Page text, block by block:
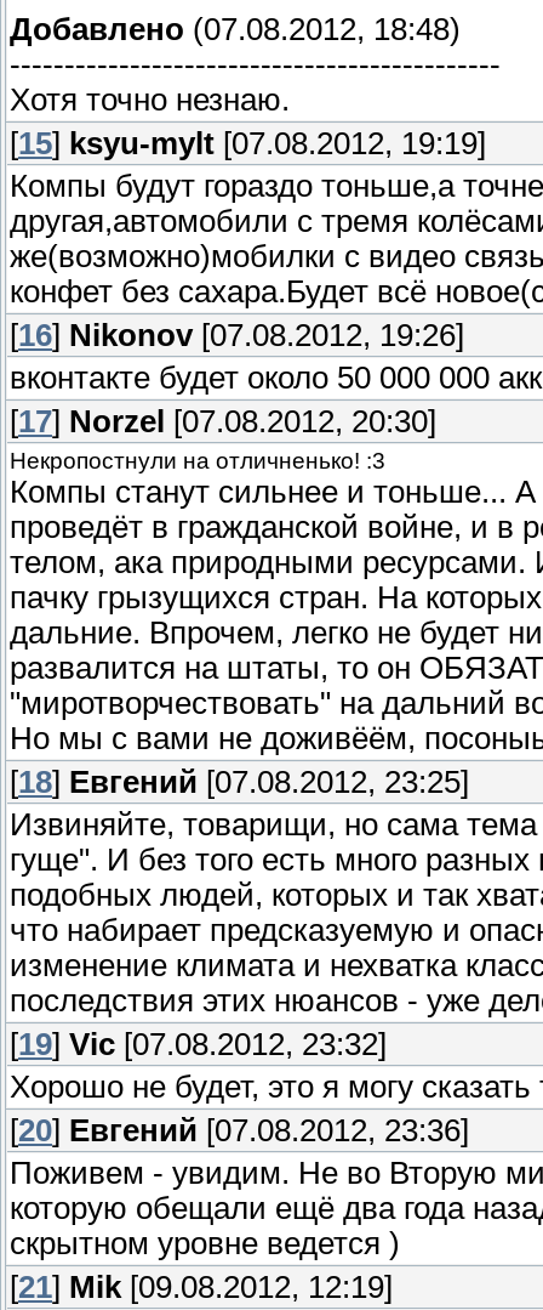
Добавлено (07.08.2012, 18:48)
---------------------------------------------
Хотя точно незнаю.
[15] ksyu-mylt [07.08.2012, 19:19]
Компы будут гораздо тоньше,а
другая,автомобили с тремя
же(возможно)мобилки с видео
конфет без сахара.Будет всё
[16] Nikonov[07.08.2012, 19:26]
вконтакте будет около 50 000 000
[17] Norzel [07.08.2012, 20:30]
Некропостнули на отличненько! :3
Компы станут сильнее и тоньше...
проведёт в гражданской войне, и в
телом, ака природными ресурсами.
пачку грызущихся стран. На
дальние. Впрочем, легко не будет
развалится на штаты, то он
"миротворчествовать" на дальний
Но мы с вами не доживёём,
[18] Евгений [07.08.2012, 23:25]
Извиняйте, товарищи, но сама
гуще". И без того есть много
подобных людей, которых и так
что набирает предсказуемую и
изменение климата и нехватка
последствия этих нюансов - уже
[19] Vic [07.08.2012, 23:32]
Хорошо не будет, это я могу сказать
[20] Евгений [07.08.2012, 23:36]
Поживем - увидим. Не во Вторую
которую обещали ещё два года
скрытном уровне ведется )
[21] Mik [09.08.2012, 12:19]